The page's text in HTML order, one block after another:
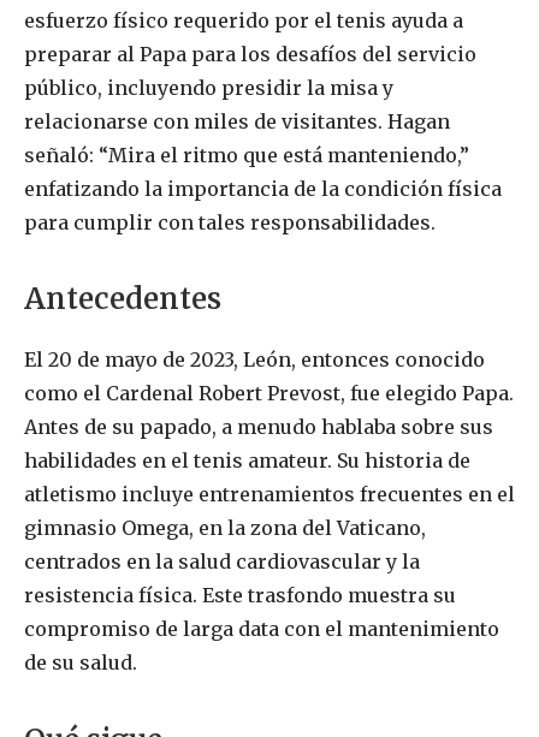
esfuerzo físico requerido por el tenis ayuda a
preparar al Papa para los desafíos del servicio
público, incluyendo presidir la misa y
relacionarse con miles de visitantes. Hagan
señaló: “Mira el ritmo que está manteniendo,”
enfatizando la importancia de la condición física
para cumplir con tales responsabilidades.
Antecedentes
El 20 de mayo de 2023, León, entonces conocido
como el Cardenal Robert Prevost, fue elegido Papa.
Antes de su papado, a menudo hablaba sobre sus
habilidades en el tenis amateur. Su historia de
atletismo incluye entrenamientos frecuentes en el
gimnasio Omega, en la zona del Vaticano,
centrados en la salud cardiovascular y la
resistencia física. Este trasfondo muestra su
compromiso de larga data con el mantenimiento
de su salud.